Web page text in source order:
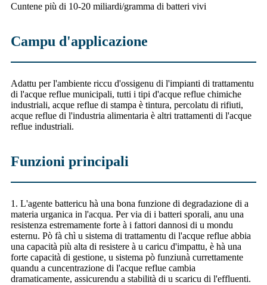
Cuntene più di 10-20 miliardi/gramma di batteri vivi
Campu d'applicazione
Adattu per l'ambiente riccu d'ossigenu di l'impianti di trattamentu
di l'acque reflue municipali, tutti i tipi d'acque reflue chimiche
industriali, acque reflue di stampa è tintura, percolatu di rifiuti,
acque reflue di l'industria alimentaria è altri trattamenti di l'acque
reflue industriali.
Funzioni principali
1. L'agente battericu hà una bona funzione di degradazione di a
materia urganica in l'acqua. Per via di i batteri sporali, anu una
resistenza estremamente forte à i fattori dannosi di u mondu
esternu. Pò fà chì u sistema di trattamentu di l'acque reflue abbia
una capacità più alta di resistere à u caricu d'impattu, è hà una
forte capacità di gestione, u sistema pò funziunà currettamente
quandu a cuncentrazione di l'acque reflue cambia
dramaticamente, assicurendu a stabilità di u scaricu di l'effluenti.